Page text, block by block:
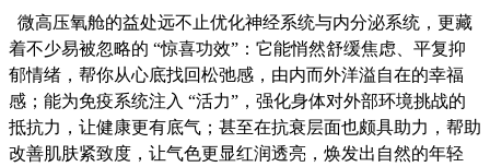
微高压氧舱的益处远不止优化神经系统与内分泌系统，更藏
着不少易被忽略的 “惊喜功效”：它能悄然舒缓焦虑、平复抑
郁情绪，帮你从心底找回松弛感，由内而外洋溢自在的幸福
感；能为免疫系统注入 “活力”，强化身体对外部环境挑战的
抵抗力，让健康更有底气；甚至在抗衰层面也颇具助力，帮助
改善肌肤紧致度，让气色更显红润透亮，焕发出自然的年轻